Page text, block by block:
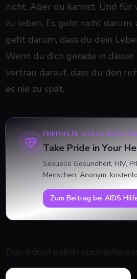
nicht. Aber du kannst. Und
zu leben. Es geht nicht
geht darum, dass du dein
Wenn du dich gerade in
vertrau darauf, dass du den
es nie zu spät.
EMPFOHLEN VON UNSEREN
Take Pride in Your
Sexuelle Gesundheit, HIV,
Menschen. Anonym,
Zum Beitrag bei AIDS